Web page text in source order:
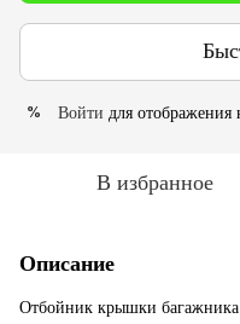
% Войти для отображения
В избранное
Описание
Отбойник крышки багажника